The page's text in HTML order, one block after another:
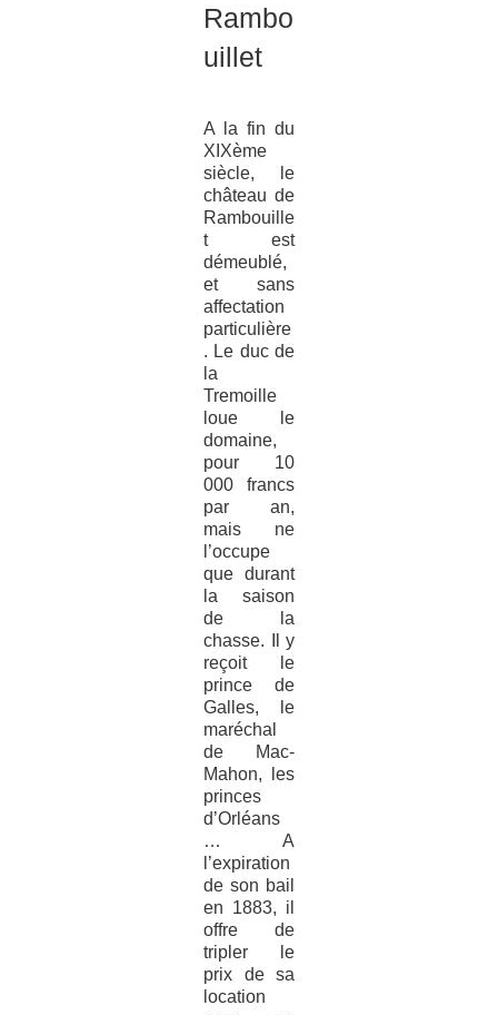
Rambo
uillet
A la fin du
XIXème
siècle, le
château de
Rambouille
t est
démeublé,
et sans
affectation
particulière
. Le duc de
la
Tremoille
loue le
domaine,
pour 10
000 francs
par an,
mais ne
l’occupe
que durant
la saison
de la
chasse. Il y
reçoit le
prince de
Galles, le
maréchal
de Mac-
Mahon, les
princes
d’Orléans
… A
l’expiration
de son bail
en 1883, il
offre de
tripler le
prix de sa
location